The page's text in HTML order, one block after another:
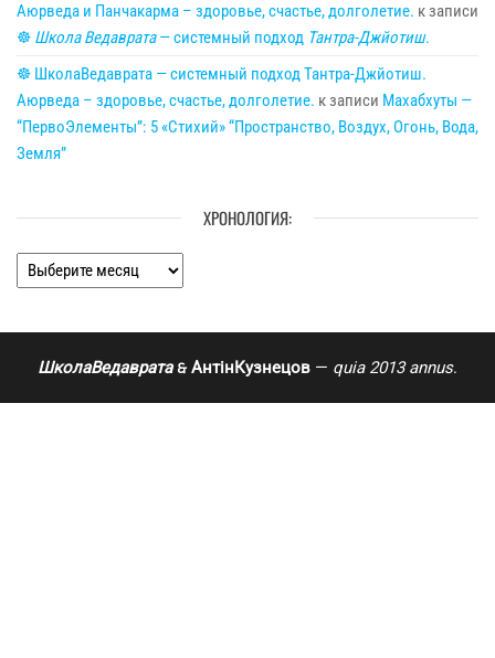
Аюрведа и Панчакарма – здоровье, счастье, долголетие. к записи
☸ Школа Ведаврата— системный подход Тантра-Джйотиш.
☸ ШколаВедаврата — системный подход Тантра-Джйотиш.
Аюрведа – здоровье, счастье, долголетие. к записи Махабхуты —
“ПервоЭлементы”: 5 «Стихий» “Пространство, Воздух, Огонь, Вода,
Земля”
ХРОНОЛОГИЯ:
Хронология:
ШколаВедаврата 🙲 АнтінКузнецов — quia 2013 annus.